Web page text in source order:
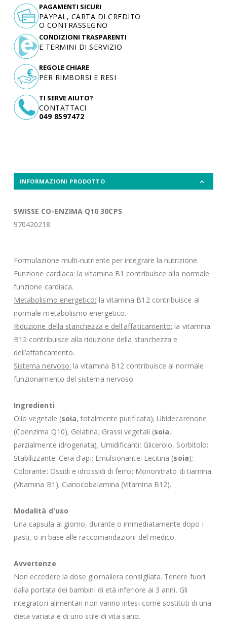
TI SERVE AIUTO?
CONTATTACI
049 8597472
PAGAMENTI SICURI
PAYPAL, CARTA DI CREDITO
O CONTRASSEGNO
CONDIZIONI TRASPARENTI
E TERMINI DI SERVIZIO
REGOLE CHIARE
PER RIMBORSI E RESI
INFORMAZIONI PRODOTTO
SWISSE CO-ENZIMA Q10 30CPS
970420218
Formulazione multi-nutriente per integrare la nutrizione.
Funzione cardiaca: la vitamina B1 contribuisce alla normale
funzione cardiaca.
Metabolismo energetico: la vitamina B12 contribuisce al
normale metabolismo energetico.
Riduzione della stanchezza e dell'affaticamento: la vitamina
B12 contribuisce alla riduzione della stanchezza e
dell’affaticamento.
Sistema nervoso: la vitamina B12 contribuisce al normale
funzionamento del sistema nervoso.
Ingredienti
Olio vegetale (soia, totalmente purificata); Ubidecarenone
(Coenzima Q10); Gelatina; Grassi vegetali (soia,
parzialmente idrogenata); Umidificanti: Glicerolo, Sorbitolo;
Stabilizzante: Cera d'api; Emulsionante: Lecitina (soia);
Colorante: Ossidi e idrossidi di ferro; Mononitrato di tiamina
(Vitamina B1); Cianocobalamina (Vitamina B12).
Modalità d'uso
Una capsula al giorno, durante o immediatamente dopo i
pasti, o in base alle raccomandazioni del medico.
Avvertenze
Non eccedere la dose giornaliera consigliata. Tenere fuori
dalla portata dei bambini di età inferiore ai 3 anni. Gli
integratori alimentari non vanno intesi come sostituti di una
dieta variata e di uno stile di vita sano.